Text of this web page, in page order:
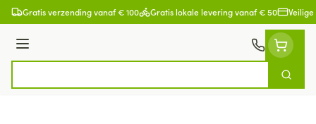
Ga naar de inhoud
Gratis verzending vanaf € 100 Gratis lokale levering vanaf € 50
Menu
Zoek